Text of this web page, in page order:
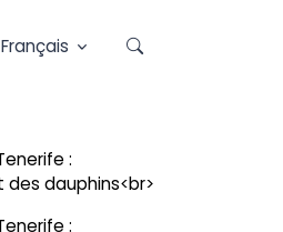
Français